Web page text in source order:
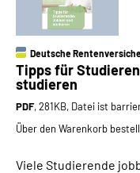
Deutsche
Tipps für
studieren
PDF, 281KB, Datei ist
Über den Warenkorb
Viele Studierende